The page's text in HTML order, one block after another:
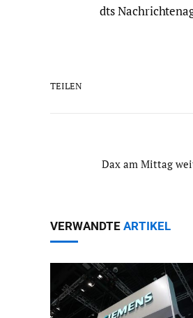
dts
TEILEN
Dax am Mittag
VERWANDTE ARTIKEL